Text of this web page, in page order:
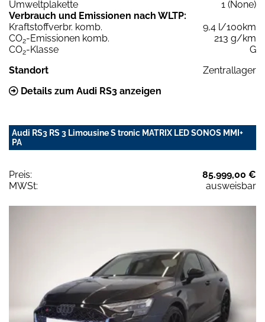
Umweltplakette
1 (None)
Verbrauch und Emissionen nach WLTP:
Kraftstoffverbr. komb.
9,4 l/100km
CO2-Emissionen komb.
213 g/km
CO2-Klasse
G
Standort
Zentrallager
Details zum Audi RS3 anzeigen
Audi RS3 RS 3 Limousine S tronic MATRIX LED SONOS MMI+
PA
Preis:
85.999,00 €
MWSt:
ausweisbar